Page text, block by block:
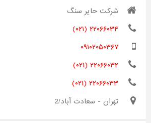
شرکت حایر سنگ
۲۲۰۶۶۰۳۴ (۰۲۱)
۰۹۱۰۲۰۵۰۳۶۷
۲۲۰۶۶۰۳۲ (۰۲۱)
۲۲۰۶۶۰۳۳ (۰۲۱)
تهران - سعادت آباد/2